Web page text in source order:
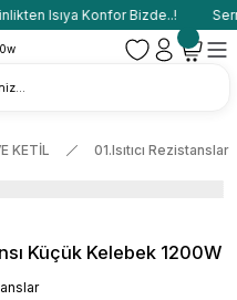
Isıya Konfor Bizde..!
KETİL 01.Isıtıcı Rezistanslar
Küçük Kelebek 1200W